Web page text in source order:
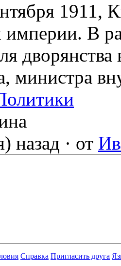
1911,
империи. В
министра
назад · от
Справка Пригласить друга